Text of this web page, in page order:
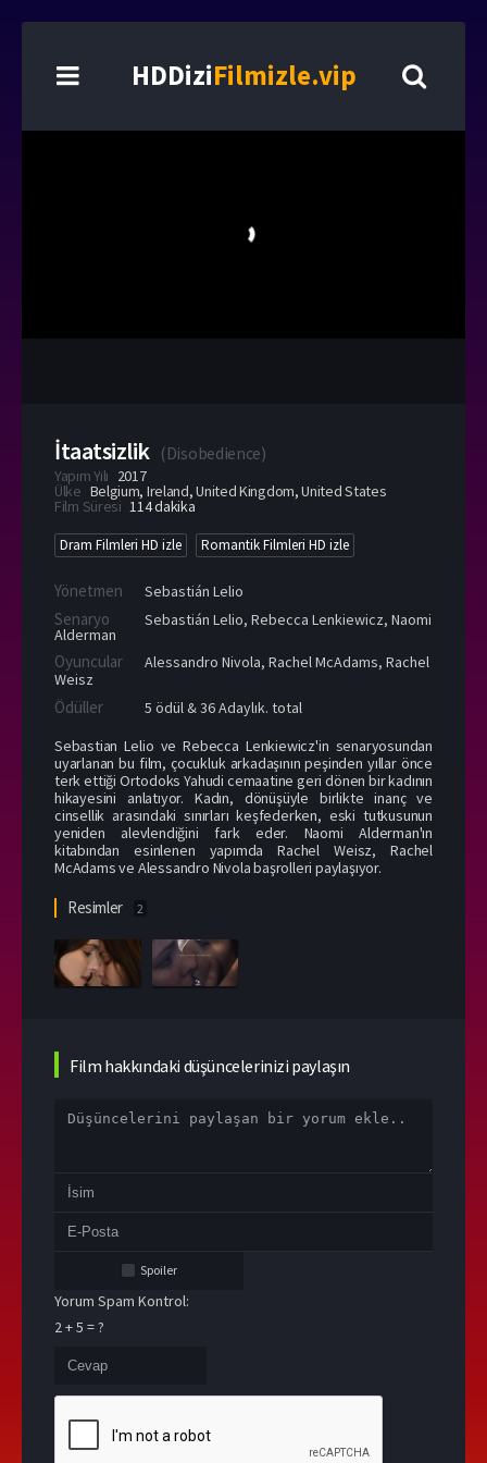
HDDiziFilmizle.vip
İtaatsizlik (Disobedience)
Yapım Yılı 2017
Ülke Belgium, Ireland,United Kingdom,United States
Film Süresi 114 dakika
Dram Filmleri HD izle Romantik Filmleri HD izle
Yönetmen Sebastián Lelio
Senaryo Sebastián Lelio, Rebecca Lenkiewicz, Naomi
Alderman
Oyuncular Alessandro Nivola, Rachel McAdams, Rachel
Weisz
Ödüller
5 ödül & 36 Adaylık. total
Sebastian Lelio ve Rebecca Lenkiewicz'in senaryosundan
uyarlanan bu film, çocukluk arkadaşının peşinden yıllar önce
terk ettiği Ortodoks Yahudi cemaatine geri dönen bir kadının
hikayesini anlatıyor. Kadın, dönüşüyle birlikte inanç ve
cinsellik arasındaki sınırları keşfederken, eski tutkusunun
yeniden alevlendiğini fark eder. Naomi Alderman'ın
kitabından esinlenen yapımda Rachel Weisz, Rachel
McAdams ve Alessandro Nivola başrolleri paylaşıyor.
Resimler 2
Film hakkındaki düşüncelerinizi paylaşın
Spoiler
Yorum Spam Kontrol:
2 + 5 = ?